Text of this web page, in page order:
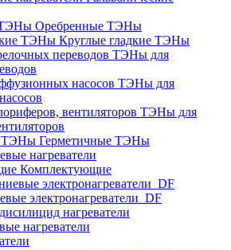
Оребренные ТЭНы
Круглые гладкие ТЭНы
ТЭНы для
ТЭНы для
ТЭНы для
Герметичные ТЭНы
нагреватели
Комплектующие
электронагреватели_DF
нагреватели
нагреватели